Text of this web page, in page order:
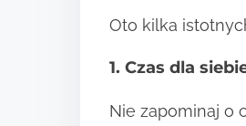
Oto kilka
1. Czas dla
Nie zapominaj o